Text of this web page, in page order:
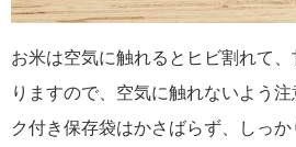
お米は空気に触れるとヒビ割れて
りますので、空気に触れないよう
ク付き保存袋はかさばらず、しっ